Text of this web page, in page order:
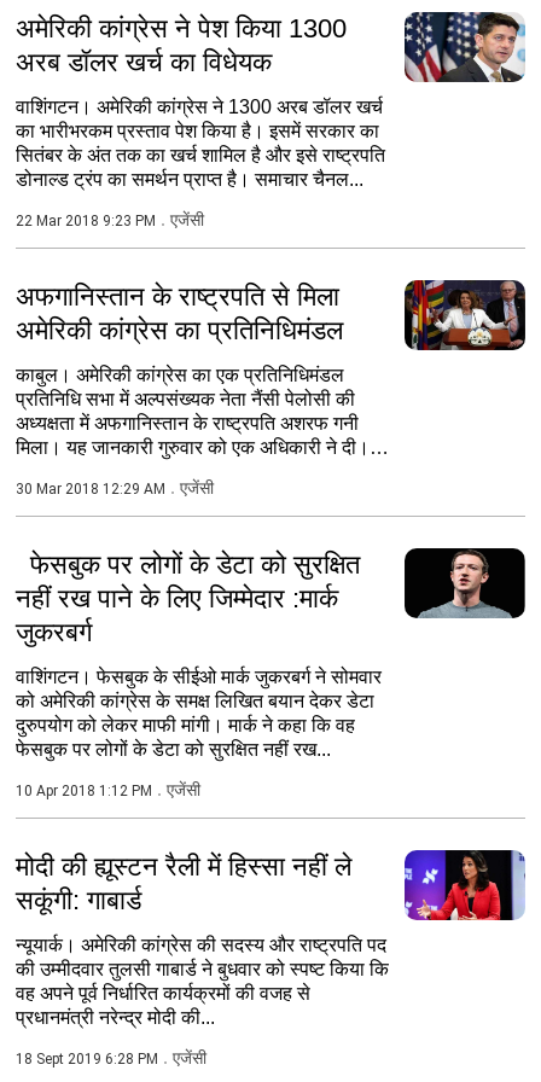
अमेरिकी कांग्रेस ने पेश किया 1300
अरब डॉलर खर्च का विधेयक
वाशिंगटन। अमेरिकी कांग्रेस ने 1300 अरब डॉलर खर्च
का भारीभरकम प्रस्ताव पेश किया है। इसमें सरकार का
सितंबर के अंत तक का खर्च शामिल है और इसे राष्ट्रपति
डोनाल्ड ट्रंप का समर्थन प्राप्त है। समाचार चैनल...
22 Mar 2018 9:23 PM एजेंसी
अफगानिस्तान के राष्ट्रपति से मिला
अमेरिकी कांग्रेस का प्रतिनिधिमंडल
काबुल। अमेरिकी कांग्रेस का एक प्रतिनिधिमंडल
प्रतिनिधि सभा में अल्पसंख्यक नेता नैंसी पेलोसी की
अध्यक्षता में अफगानिस्तान के राष्ट्रपति अशरफ गनी
मिला। यह जानकारी गुरुवार को एक अधिकारी ने दी।
30 Mar 2018 12:29 AM एजेंसी
फेसबुक पर लोगों के डेटा को सुरक्षित
नहीं रख पाने के लिए जिम्मेदार :मार्क
जुकरबर्ग
वाशिंगटन। फेसबुक के सीईओ मार्क जुकरबर्ग ने सोमवार
को अमेरिकी कांग्रेस के समक्ष लिखित बयान देकर डेटा
दुरुपयोग को लेकर माफी मांगी। मार्क ने कहा कि वह
फेसबुक पर लोगों के डेटा को सुरक्षित नहीं रख...
10 Apr 2018 1:12 PM एजेंसी
मोदी की ह्यूस्टन रैली में हिस्सा नहीं ले
सकूंगी: गाबार्ड
न्यूयार्क। अमेरिकी कांग्रेस की सदस्य और राष्ट्रपति पद
की उम्मीदवार तुलसी गाबार्ड ने बुधवार को स्पष्ट किया कि
वह अपने पूर्व निर्धारित कार्यक्रमों की वजह से
प्रधानमंत्री नरेन्द्र मोदी की...
18 Sept 2019 6:28 PM एजेंसी